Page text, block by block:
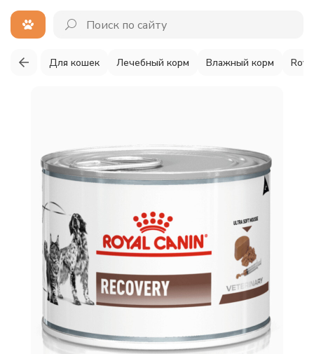
Для кошек Лечебный корм Влажный корм